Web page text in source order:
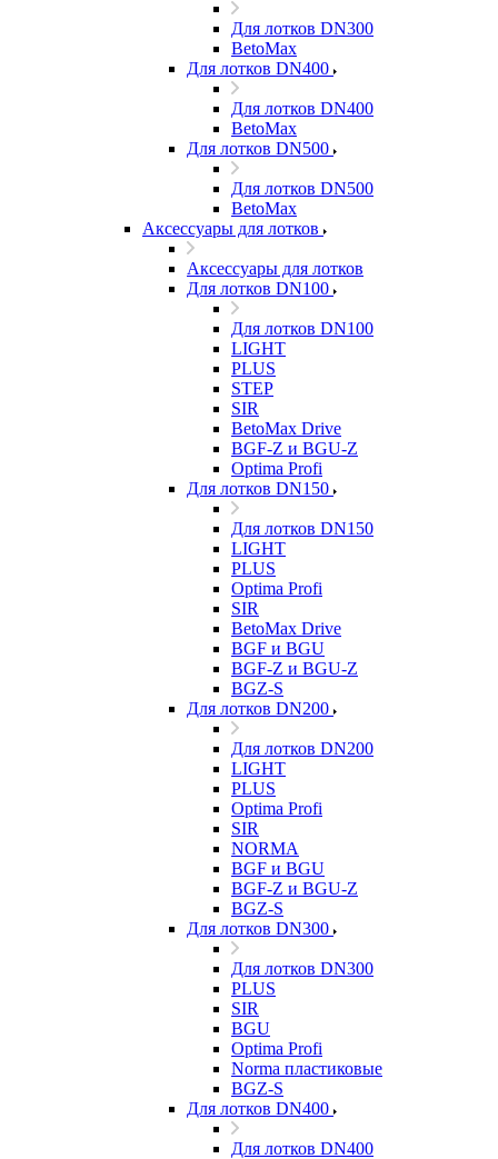
Для лотков DN300
BetoMax
Для лотков DN400
Для лотков DN400
BetoMax
Для лотков DN500
Для лотков DN500
BetoMax
Аксессуары для лотков
Аксессуары для лотков
Для лотков DN100
Для лотков DN100
LIGHT
PLUS
STEP
SIR
BetoMax Drive
BGF-Z и BGU-Z
Optima Profi
Для лотков DN150
Для лотков DN150
LIGHT
PLUS
Optima Profi
SIR
BetoMax Drive
BGF и BGU
BGF-Z и BGU-Z
BGZ-S
Для лотков DN200
Для лотков DN200
LIGHT
PLUS
Optima Profi
SIR
NORMA
BGF и BGU
BGF-Z и BGU-Z
BGZ-S
Для лотков DN300
Для лотков DN300
PLUS
SIR
BGU
Optima Profi
Norma пластиковые
BGZ-S
Для лотков DN400
Для лотков DN400